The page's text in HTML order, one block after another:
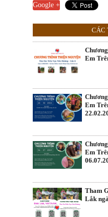
Google +
CÁC
Em
Em
Em
Tham
Lắk